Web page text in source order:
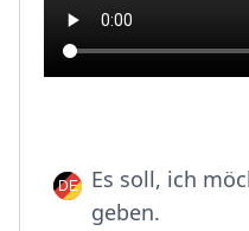
Es soll, ich
geben.